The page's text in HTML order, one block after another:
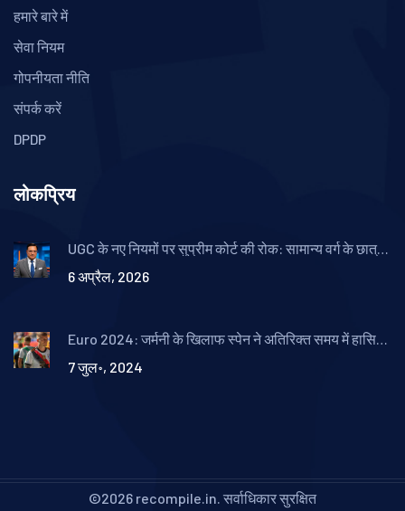
हमारे बारे में
सेवा नियम
गोपनीयता नीति
संपर्क करें
DPDP
लोकप्रिय
UGC के नए नियमों पर सुप्रीम कोर्ट की रोक: सामान्य वर्ग के छात्रों
6 अप्रैल, 2026
Euro 2024: जर्मनी के खिलाफ स्पेन ने अतिरिक्त समय में हासिल
7 जुल॰, 2024
©2026 recompile.in. सर्वाधिकार सुरक्षित